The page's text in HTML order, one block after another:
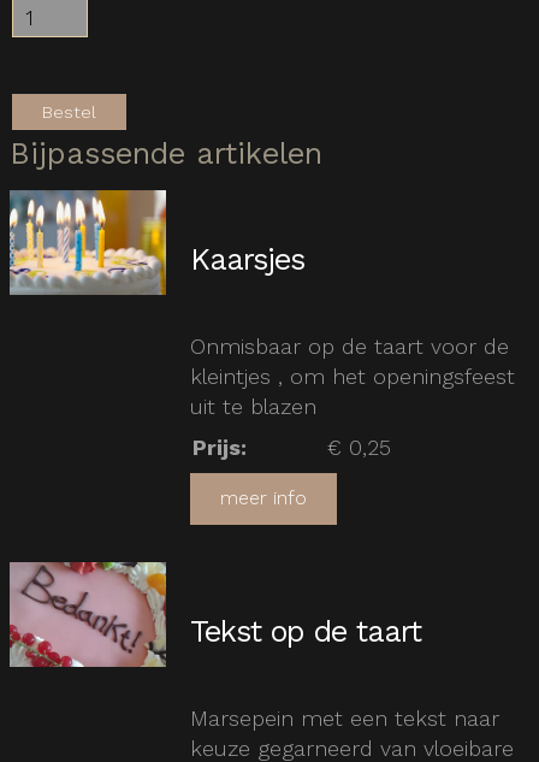
Bestel
Bijpassende artikelen
Kaarsjes
Onmisbaar op de taart voor de
kleintjes , om het openingsfeest
uit te blazen
Prijs: € 0,25
meer info
Tekst op de taart
Marsepein met een tekst naar
keuze gegarneerd van vloeibare